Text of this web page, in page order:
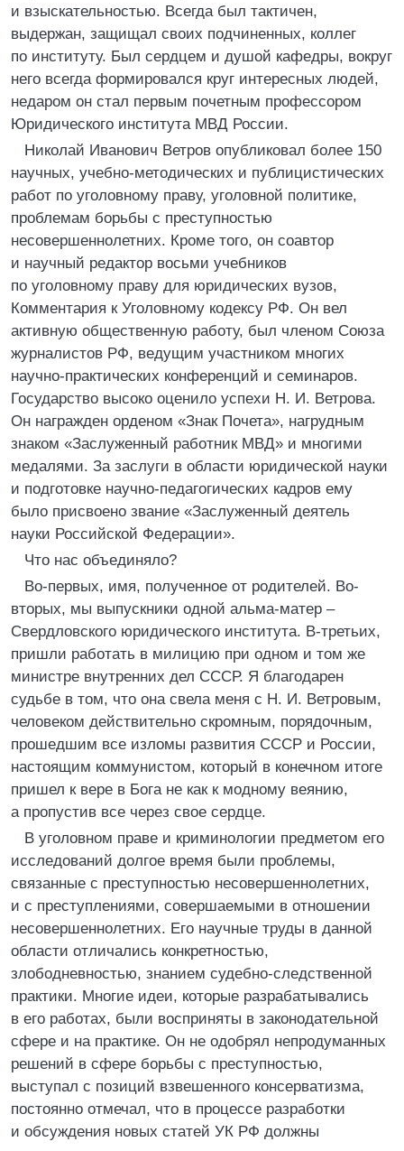
и взыскательностью. Всегда был тактичен,
выдержан, защищал своих подчиненных, коллег
по институту. Был сердцем и душой кафедры, вокруг
него всегда формировался круг интересных людей,
недаром он стал первым почетным профессором
Юридического института МВД России.
Николай Иванович Ветров опубликовал более 150
научных, учебно-методических и публицистических
работ по уголовному праву, уголовной политике,
проблемам борьбы с преступностью
несовершеннолетних. Кроме того, он соавтор
и научный редактор восьми учебников
по уголовному праву для юридических вузов,
Комментария к Уголовному кодексу РФ. Он вел
активную общественную работу, был членом Союза
журналистов РФ, ведущим участником многих
научно-практических конференций и семинаров.
Государство высоко оценило успехи Н. И. Ветрова.
Он награжден орденом «Знак Почета», нагрудным
знаком «Заслуженный работник МВД» и многими
медалями. За заслуги в области юридической науки
и подготовке научно-педагогических кадров ему
было присвоено звание «Заслуженный деятель
науки Российской Федерации».
Что нас объединяло?
Во-первых, имя, полученное от родителей. Во-
вторых, мы выпускники одной альма-матер –
Свердловского юридического института. В-третьих,
пришли работать в милицию при одном и том же
министре внутренних дел СССР. Я благодарен
судьбе в том, что она свела меня с Н. И. Ветровым,
человеком действительно скромным, порядочным,
прошедшим все изломы развития СССР и России,
настоящим коммунистом, который в конечном итоге
пришел к вере в Бога не как к модному веянию,
а пропустив все через свое сердце.
В уголовном праве и криминологии предметом его
исследований долгое время были проблемы,
связанные с преступностью несовершеннолетних,
и с преступлениями, совершаемыми в отношении
несовершеннолетних. Его научные труды в данной
области отличались конкретностью,
злободневностью, знанием судебно-следственной
практики. Многие идеи, которые разрабатывались
в его работах, были восприняты в законодательной
сфере и на практике. Он не одобрял непродуманных
решений в сфере борьбы с преступностью,
выступал с позиций взвешенного консерватизма,
постоянно отмечал, что в процессе разработки
и обсуждения новых статей УК РФ должны